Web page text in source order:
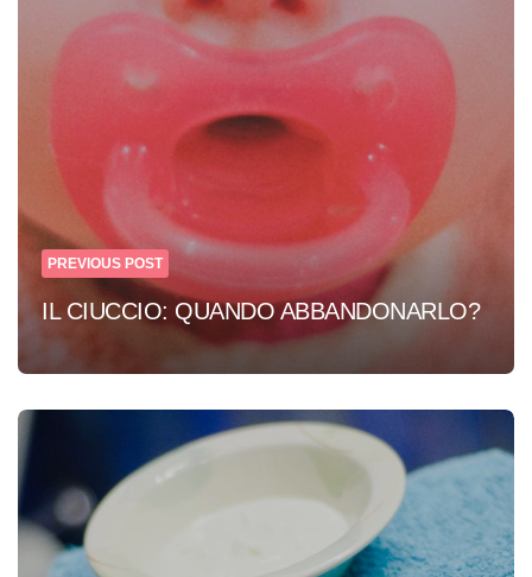
PREVIOUS POST
IL CIUCCIO: QUANDO ABBANDONARLO?